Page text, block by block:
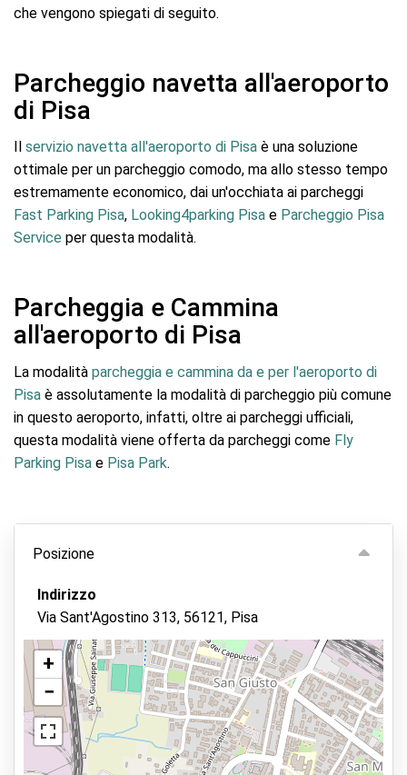
che vengono spiegati di seguito.
Parcheggio navetta all'aeroporto
di Pisa
Il servizio navetta all'aeroporto di Pisa è una soluzione
ottimale per un parcheggio comodo, ma allo stesso tempo
estremamente economico, dai un'occhiata ai parcheggi
Fast Parking Pisa, Looking4parking Pisa e Parcheggio Pisa
Service per questa modalità.
Parcheggia e Cammina
all'aeroporto di Pisa
La modalità parcheggia e cammina da e per l'aeroporto di
Pisa è assolutamente la modalità di parcheggio più comune
in questo aeroporto, infatti, oltre ai parcheggi ufficiali,
questa modalità viene offerta da parcheggi come Fly
Parking Pisa e Pisa Park.
Posizione
Indirizzo
Via Sant'Agostino 313, 56121, Pisa
+
−